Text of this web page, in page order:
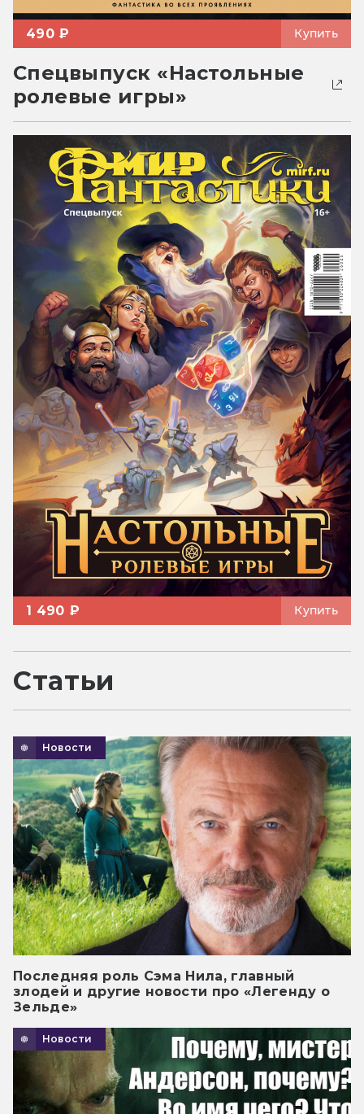
490 ₽ Купить
Спецвыпуск «Настольные
ролевые игры»
1 490 ₽ Купить
Статьи
Новости
Последняя роль Сэма Нила, главный
злодей и другие новости про «Легенду о
Зельде»
Новости